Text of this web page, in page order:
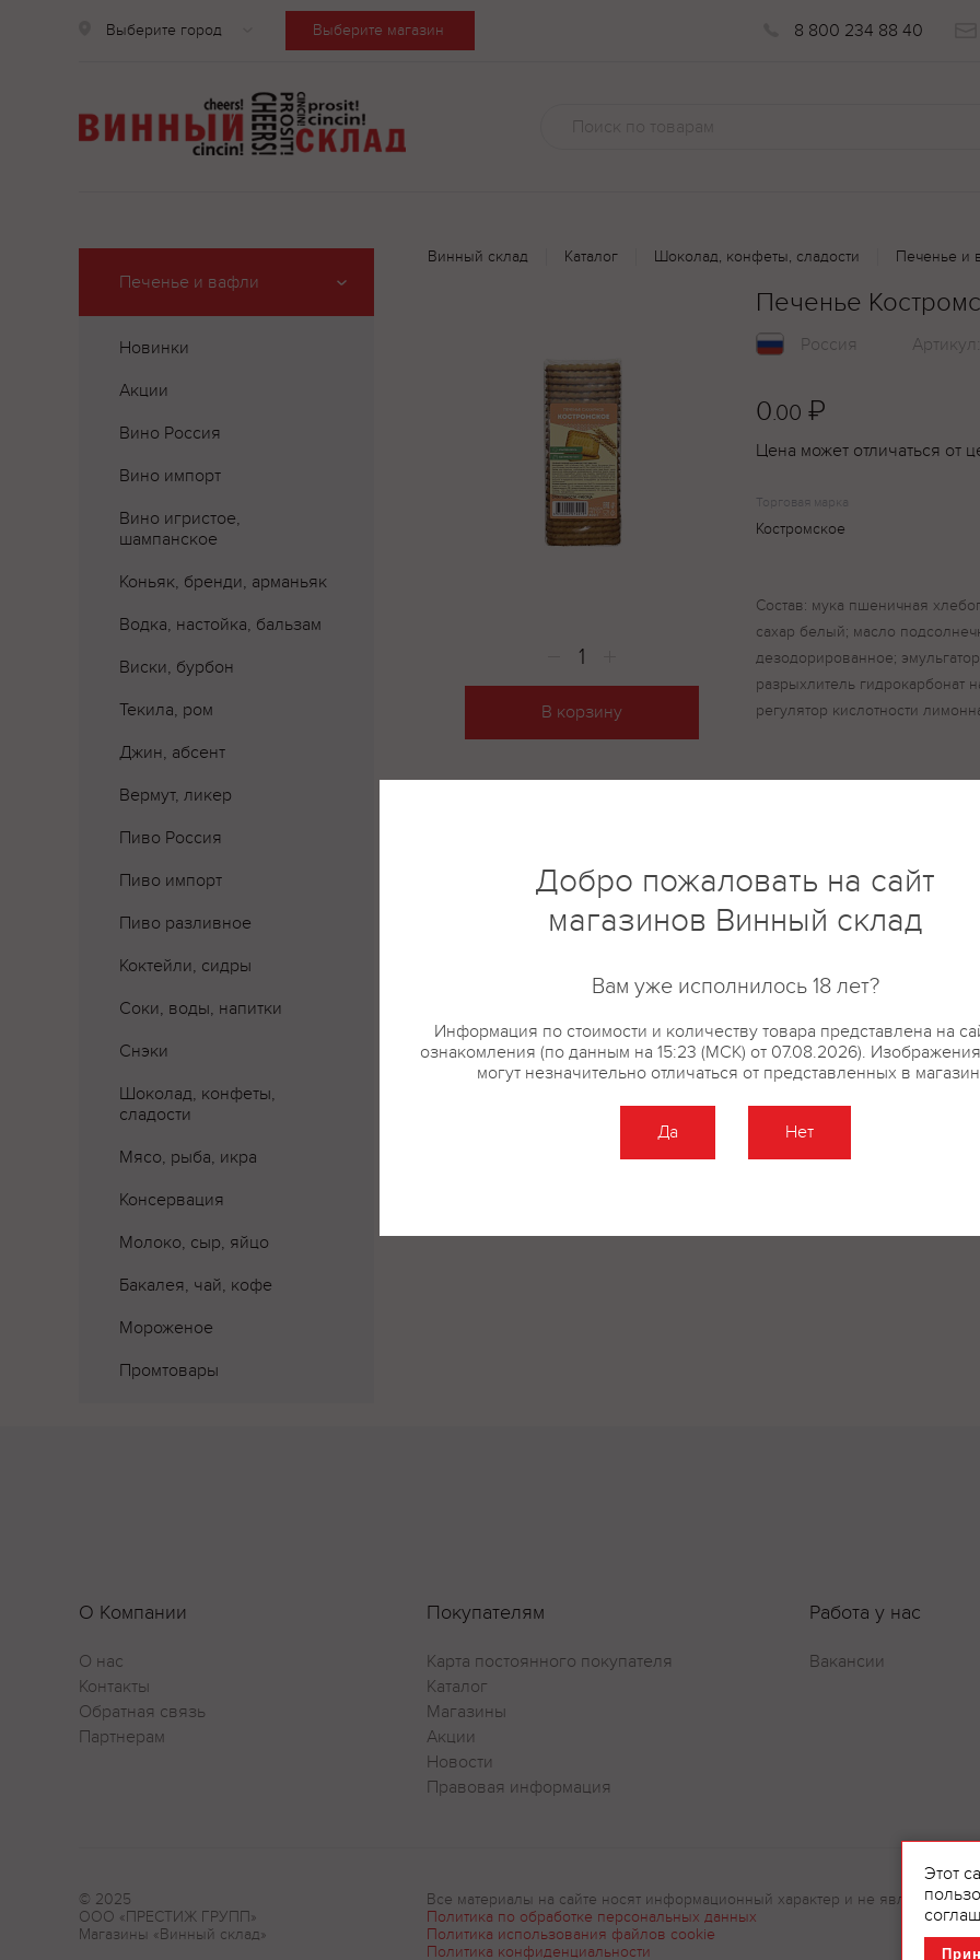
Выберите город Выберите магазин 8 800 234 88 40
Печенье и вафли
Новинки
Акции
Вино Россия
Вино импорт
Вино игристое,
шампанское
Коньяк, бренди, арманьяк
Водка, настойка, бальзам
Виски, бурбон
Текила, ром
Джин, абсент
Вермут, ликер
Пиво Россия
Пиво импорт
Пиво разливное
Коктейли, сидры
Соки, воды, напитки
Снэки
Шоколад, конфеты,
сладости
Мясо, рыба, икра
Консервация
Молоко, сыр, яйцо
Бакалея, чай, кофе
Мороженое
Промтовары
Винный склад Каталог Шоколад, конфеты, сладости Печенье и
В корзину
Печенье
Россия Артикул:
0.00 ₽
Цена может отличаться от
Торговая марка
Костромское
Состав: мука пшеничная
сахар белый; масло
дезодорированное;
разрыхлитель гидрокарбонат
регулятор кислотности
О Компании
О нас
Контакты
Обратная связь
Партнерам
Покупателям
Карта постоянного покупателя
Каталог
Магазины
Акции
Новости
Правовая информация
Работа у нас
Вакансии
© 2025
ООО «ПРЕСТИЖ ГРУПП»
Магазины «Винный склад»
Все материалы на сайте носят информационный характер и не являются
Политика по обработке персональных данных
Политика использования файлов cookie
Политика конфиденциальности
Этот
Добро пожаловать на сайт
магазинов Винный склад
Вам уже исполнилось 18 лет?
Информация по стоимости и количеству товара представлена на
ознакомления (по данным на 15:23 (МСК) от 07.08.2026).
могут незначительно отличаться от представленных в
Да Нет